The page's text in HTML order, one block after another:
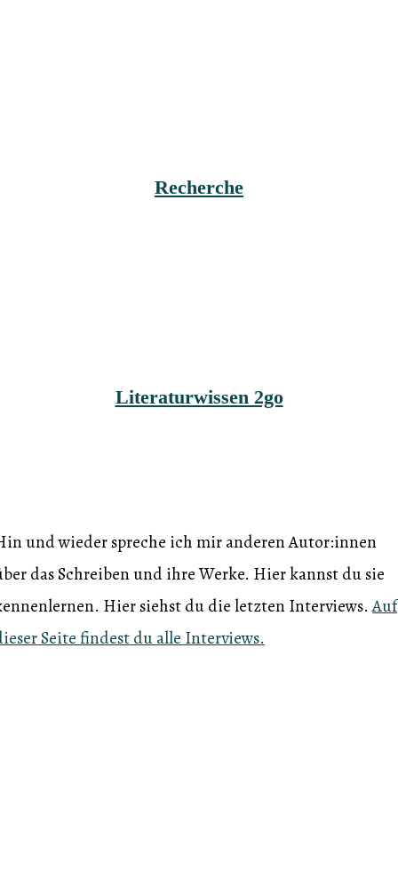
Recherche
Literaturwissen 2go
und wieder spreche ich mir anderen Autor:innen
das Schreiben und ihre Werke. Hier kannst du sie
Hier siehst du die letzten Interviews.Auf
Seite findest du alle Interviews.